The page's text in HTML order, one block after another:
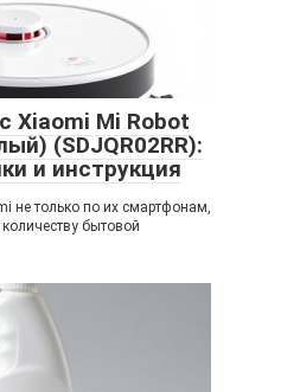
Xiaomi Mi Robot
(SDJQR02RR):
и инструкция
не только по их смартфонам,
бытовой